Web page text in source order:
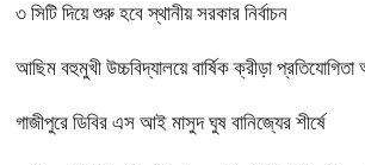
৩ সিটি দিয়ে শুরু হবে স্থানীয় সরকার নির্বাচন
আছিম বহুমুখী উচ্চবিদ্যালয়ে বার্ষিক ক্রীড়া প্রতিযোগিতা
গাজীপুরে ডিবির এস আই মাসুদ ঘুষ বানিজ্যের শীর্ষে